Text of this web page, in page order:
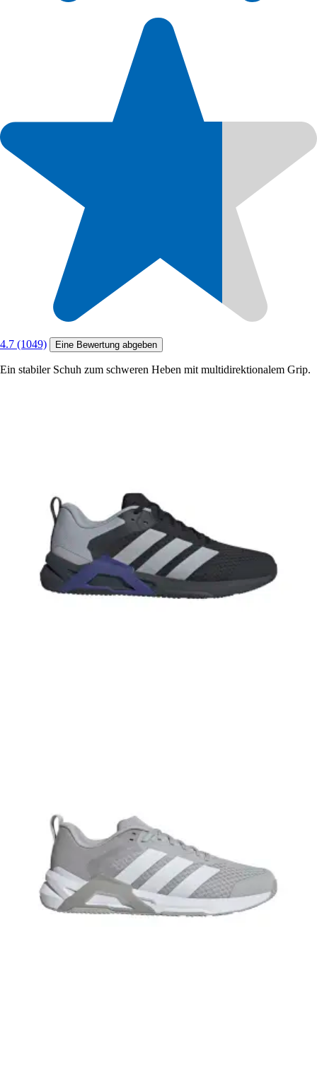
4.7 (1049) Eine Bewertung abgeben
Ein stabiler Schuh zum schweren Heben mit multidirektionalem Grip.